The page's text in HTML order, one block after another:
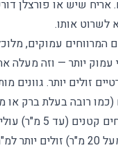
אריח שיש או פורצלן
לשרוט אותו.
המרווחים עמוקים,
עמוק יותר — וזה מעלה
זולים יותר. גוונים
רובה בעלת ברק או
שטחים קטנים
למ"ר.